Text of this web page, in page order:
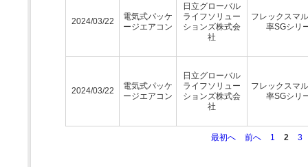
2024/03/22
電気式パッケ
ージエアコン
日立グローバル
ライフソリュー
ションズ株式会
社
フレックスマ
率SGシリ
2024/03/22
電気式パッケ
ージエアコン
日立グローバル
ライフソリュー
ションズ株式会
社
フレックスマ
率SGシリ
最初へ 前へ 1 2 3